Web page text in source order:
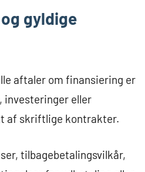
gyldige
aftaler om finansiering er
investeringer eller
af skriftlige kontrakter.
tilbagebetalingsvilkår,